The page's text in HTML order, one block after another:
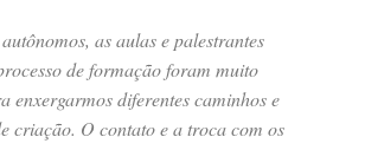
as aulas e palestrantes
de formação foram muito
enxergarmos diferentes caminhos e
criação. O contato e a troca com os